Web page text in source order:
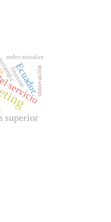
servicio
superior
Ecuador
innovación
redes sociales
finanzas